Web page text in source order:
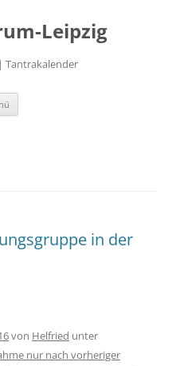
Leipzig
Tantrakalender
in der
von Helfried unter
nur nach vorheriger